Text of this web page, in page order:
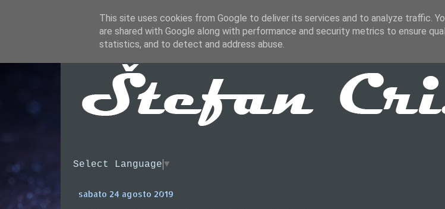
Select Language ▼
sabato 24 agosto 2019
This site uses cookies from Google to deliver its services and to analyze traffic.
are shared with Google along with performance and security metrics to ensure
statistics, and to detect and address abuse.